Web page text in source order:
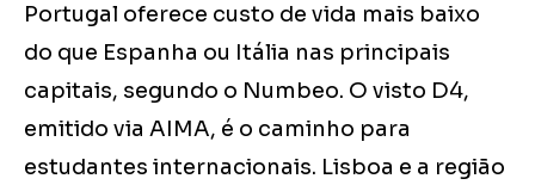
Portugal oferece custo de vida mais baixo
do que Espanha ou Itália nas principais
capitais, segundo o Numbeo. O visto D4,
emitido via AIMA, é o caminho para
estudantes internacionais. Lisboa e a região